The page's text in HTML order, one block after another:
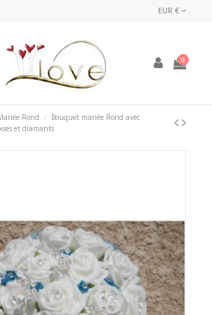
EUR €
0
Rond
Bouquet mariée Rond avec
et diamants